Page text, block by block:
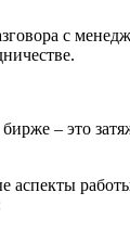
с
– это